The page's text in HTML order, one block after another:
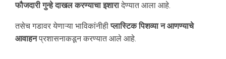
फौजदारी गुन्हे दाखल करण्याचा इशारादेण्यात आला आहे.
तसेच गडावर येणाऱ्या भाविकांनीहीप्लास्टिक पिशव्या न आणण्याचे
आवाहनप्रशासनाकडून करण्यात आले आहे.